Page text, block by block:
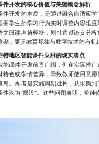
件开发的核心价值与关键概念解析
发的本质，是通过融合自适应学
据学生的学习行为实时调整内容难
文阅读理解模块，则可通过语义分
砌，更是教育规律与数字技术的有
特地区智能课件应用的现实痛点
件开发前景广阔，但在实际推广
特色或学情差异，导致教师使用意
岛。再者是实施周期过长，从采购
件沦为“摆设”。这些问题表明，单